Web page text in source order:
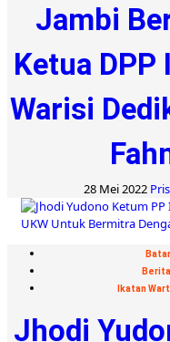
Jambi
Ketua DPP
Warisi
28 Mei 2022
Ikatan
Jhodi